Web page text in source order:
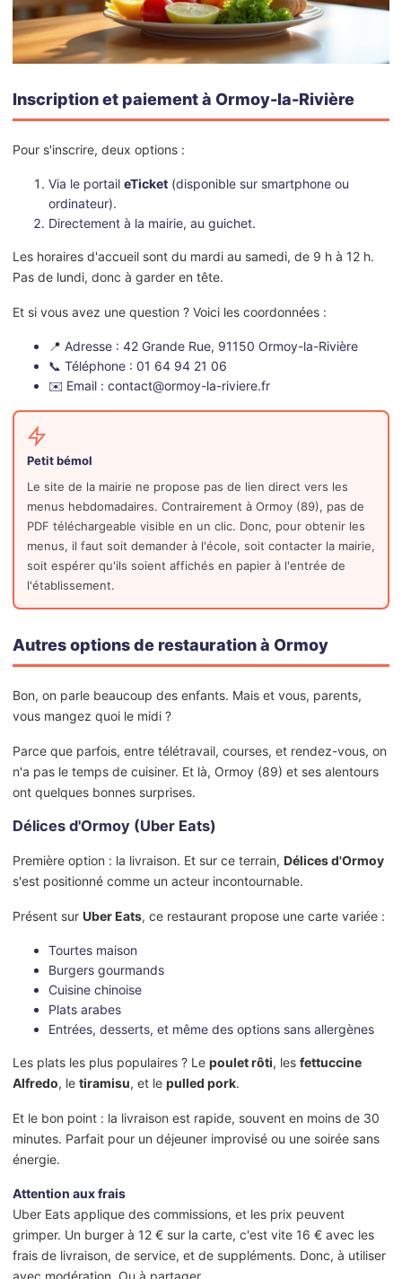
Inscription et paiement à Ormoy-la-Rivière
Pour s'inscrire, deux options :
Via le portail eTicket (disponible sur smartphone ou
ordinateur).
Directement à la mairie, au guichet.
Les horaires d'accueil sont du mardi au samedi, de 9 h à 12 h.
Pas de lundi, donc à garder en tête.
Et si vous avez une question ? Voici les coordonnées :
📍 Adresse : 42 Grande Rue, 91150 Ormoy-la-Rivière
📞 Téléphone : 01 64 94 21 06
✉️ Email : contact@ormoy-la-riviere.fr
Petit bémol
Le site de la mairie ne propose pas de lien direct vers les
menus hebdomadaires. Contrairement à Ormoy (89), pas de
PDF téléchargeable visible en un clic. Donc, pour obtenir les
menus, il faut soit demander à l'école, soit contacter la mairie,
soit espérer qu'ils soient affichés en papier à l'entrée de
l'établissement.
Autres options de restauration à Ormoy
Bon, on parle beaucoup des enfants. Mais et vous, parents,
vous mangez quoi le midi ?
Parce que parfois, entre télétravail, courses, et rendez-vous, on
n'a pas le temps de cuisiner. Et là, Ormoy (89) et ses alentours
ont quelques bonnes surprises.
Délices d'Ormoy (Uber Eats)
Première option : la livraison. Et sur ce terrain, Délices d'Ormoy
s'est positionné comme un acteur incontournable.
Présent sur Uber Eats, ce restaurant propose une carte variée :
Tourtes maison
Burgers gourmands
Cuisine chinoise
Plats arabes
Entrées, desserts, et même des options sans allergènes
Les plats les plus populaires ? Le poulet rôti, les fettuccine
Alfredo, le tiramisu, et le pulled pork.
Et le bon point : la livraison est rapide, souvent en moins de 30
minutes. Parfait pour un déjeuner improvisé ou une soirée sans
énergie.
Attention aux frais
Uber Eats applique des commissions, et les prix peuvent
grimper. Un burger à 12 € sur la carte, c'est vite 16 € avec les
frais de livraison, de service, et de suppléments. Donc, à utiliser
avec modération. Ou à partager.